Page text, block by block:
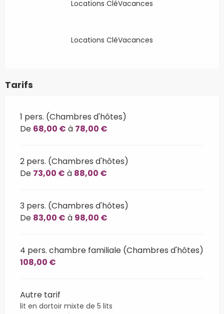
Locations CléVacances
Locations CléVacances
Tarifs
1 pers. (Chambres d'hôtes)
De 68,00 € à 78,00 €
2 pers. (Chambres d'hôtes)
De 73,00 € à 88,00 €
3 pers. (Chambres d'hôtes)
De 83,00 € à 98,00 €
4 pers. chambre familiale (Chambres d'hôtes)
108,00 €
Autre tarif
lit en dortoir mixte de 5 lits